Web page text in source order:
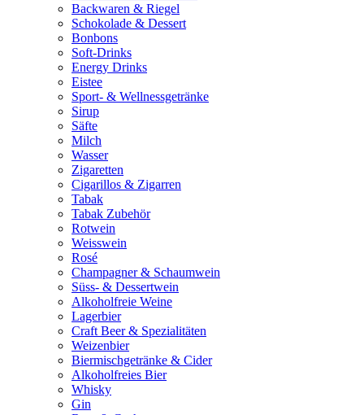
Backwaren & Riegel
Schokolade & Dessert
Bonbons
Soft-Drinks
Energy Drinks
Eistee
Sport- & Wellnessgetränke
Sirup
Säfte
Milch
Wasser
Zigaretten
Cigarillos & Zigarren
Tabak
Tabak Zubehör
Rotwein
Weisswein
Rosé
Champagner & Schaumwein
Süss- & Dessertwein
Alkoholfreie Weine
Lagerbier
Craft Beer & Spezialitäten
Weizenbier
Biermischgetränke & Cider
Alkoholfreies Bier
Whisky
Gin